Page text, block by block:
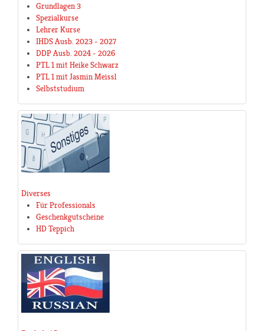
Grundlagen 3
Spezialkurse
Lehrer Kurse
IHDS Ausb. 2023 - 2027
DDP Ausb. 2024 - 2026
PTL 1 mit Heike Schwarz
PTL 1 mit Jasmin Meissl
Selbststudium
Diverses
Für Professionals
Geschenkgutscheine
HD Teppich